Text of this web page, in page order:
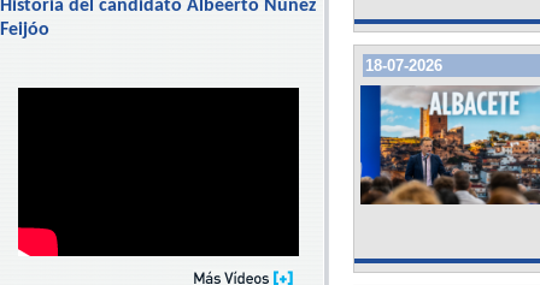
Historia del candidato Albeerto Núñez
Feijóo
18-07-2026